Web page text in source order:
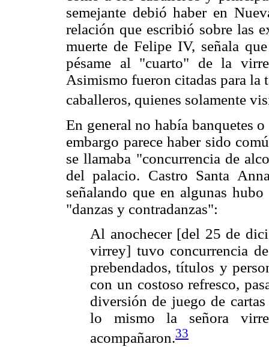
semejante debió haber en
relación que escribió sobre las
muerte de Felipe IV, señala
pésame al "cuarto" de la
Asimismo fueron citadas para la
caballeros, quienes solamente
En general no había banquetes
embargo parece haber sido
se llamaba "concurrencia de
del palacio. Castro Santa
señalando que en algunas
"danzas y contradanzas":
Al anochecer [del 25 de
virrey] tuvo concurrencia
prebendados, títulos y
con un costoso refresco,
diversión de juego de
lo mismo la señora
acompañaron.33